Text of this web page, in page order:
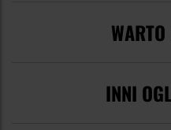
INNI